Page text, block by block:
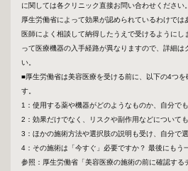
に関しては各クリニック直接お問い合わせください
厚生労働省によって効果が認められているわけでは
医師によく相談して納得したうえで受けるようにし
って医療機器の入手経路が異なりますので、詳細は
い。
■厚生労働省は美容医療を受ける前に、以下の4つ
す。
1：使用する薬や機器がどのようなものか、自分で
2：効果だけでなく、リスクや副作用などについて
3：ほかの施術方法や選択肢の説明も受け、自分で
4：その施術は「今すぐ」必要ですか？ 最後にもう
参照：厚生労働省「美容医療の施術の前に確認する